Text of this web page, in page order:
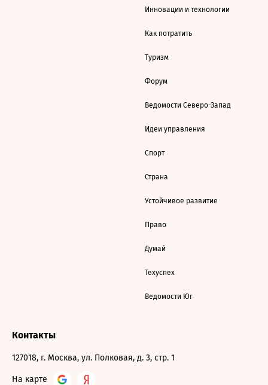
Инновации и технологии
Как потратить
Туризм
Форум
Ведомости Северо-Запад
Идеи управления
Спорт
Страна
Устойчивое развитие
Право
Думай
Техуспех
Ведомости Юг
Контакты
127018, г. Москва, ул. Полковая, д. 3, стр. 1
На карте